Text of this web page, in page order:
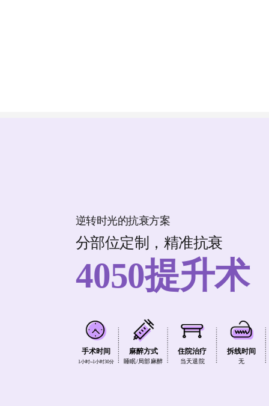
逆转时光的抗衰方案
分部位定制，精准抗衰
4050提升术
手术时间
1小时~1小时30分
麻醉方式
睡眠/局部麻醉
住院治疗
当天退院
拆线时间
无